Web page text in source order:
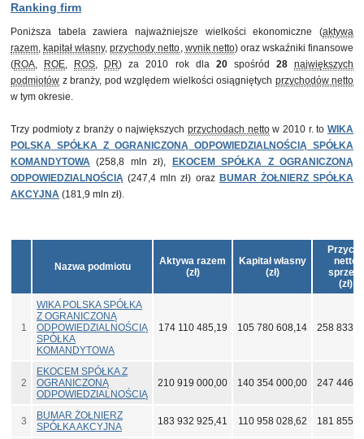
Ranking firm
Poniższa tabela zawiera najważniejsze wielkości ekonomiczne (aktywa
razem, kapitał własny,przychody netto, wynik netto) oraz wskaźniki finansowe
(ROA, ROE, ROS, DR) za 2010 rok dla 20spośród 28 największych
podmiotów z branży, pod względem wielkości osiągniętych przychodów netto
w tym okresie.
Trzy podmioty z branży o największych przychodach nettow 2010 r. toWIKA
POLSKA SPÓŁKA Z OGRANICZONĄ ODPOWIEDZIALNOŚCIĄ SPÓŁKA
KOMANDYTOWA (258,8 mln zł),
EKOCEM SPÓŁKA Z OGRANICZONĄ
ODPOWIEDZIALNOŚCIĄ (247,4 mln zł) oraz BUMAR ŻOŁNIERZ SPÓŁKA
AKCYJNA (181,9 mln zł).
Nazwa podmiotu
Aktywa razem
(zł)
Kapitał własny
(zł)
netto
(zł)
1
WIKA POLSKA SPÓŁKA
Z OGRANICZONĄ
ODPOWIEDZIALNOŚCIĄ
SPÓŁKA
KOMANDYTOWA
174 110 485,19 105 780 608,14 258 833
2
EKOCEM SPÓŁKA Z
OGRANICZONĄ
ODPOWIEDZIALNOŚCIĄ
210 919 000,00 140 354 000,00 247 446
3
BUMAR ŻOŁNIERZ
SPÓŁKA AKCYJNA
183 932 925,41 110 958 028,62 181 855